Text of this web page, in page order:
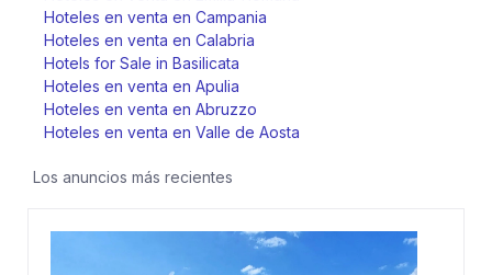
Hoteles en venta en Campania
Hoteles en venta en Calabria
Hotels for Sale in Basilicata
Hoteles en venta en Apulia
Hoteles en venta en Abruzzo
Hoteles en venta en Valle de Aosta
Los anuncios más recientes